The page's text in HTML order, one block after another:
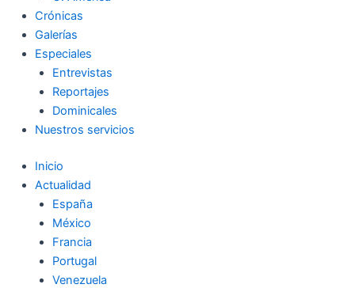
Crónicas
Galerías
Especiales
Entrevistas
Reportajes
Dominicales
Nuestros servicios
Inicio
Actualidad
España
México
Francia
Portugal
Venezuela